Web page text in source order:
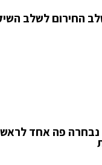
החירום לשלב
פה אחד לראש